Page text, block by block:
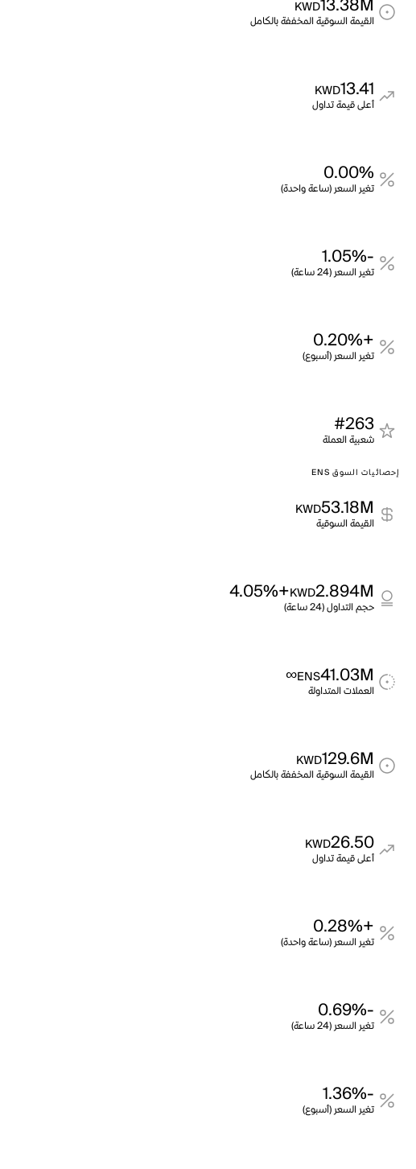
13.38M
KWD
القيمة السوقية المخففة بالكامل
13.41
KWD
أعلى قيمة تداول
0.00%
تغير السعر (ساعة واحدة)
-1.05%
تغير السعر (24 ساعة)
+0.20%
تغير السعر (أسبوع)
#263
شعبية العملة
إحصائيات السوق ENS
53.18M
KWD
القيمة السوقية
2.894M
KWD
+4.05%
حجم التداول (24 ساعة)
41.03M
ENS
∞
العملات المتداولة
129.6M
KWD
القيمة السوقية المخففة بالكامل
26.50
KWD
أعلى قيمة تداول
+0.28%
تغير السعر (ساعة واحدة)
-0.69%
تغير السعر (24 ساعة)
-1.36%
تغير السعر (أسبوع)